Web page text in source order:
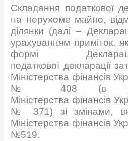
Складання податкової
на нерухоме майно,
ділянки (далі –
урахуванням приміток,
формі
податкової декларації
Міністерства фінансів
№ 408 (в
Міністерства фінансів
№ 371) зі змінами,
Міністерства фінансів
№519.